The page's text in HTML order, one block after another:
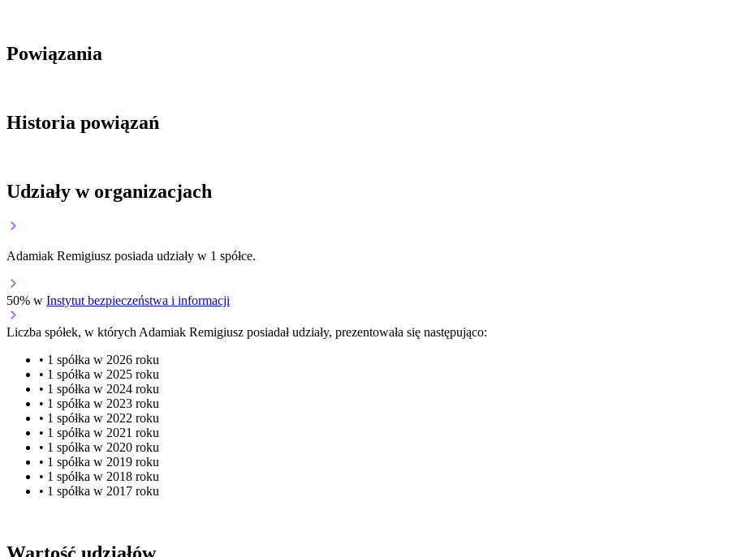
Powiązania
Historia powiązań
Udziały w organizacjach
Adamiak Remigiusz posiada udziały w 1 spółce.
50% w Instytut bezpieczeństwa i informacji
Liczba spółek, w których Adamiak Remigiusz posiadał udziały, prezentowała się następująco:
• 1 spółka w 2026 roku
• 1 spółka w 2025 roku
• 1 spółka w 2024 roku
• 1 spółka w 2023 roku
• 1 spółka w 2022 roku
• 1 spółka w 2021 roku
• 1 spółka w 2020 roku
• 1 spółka w 2019 roku
• 1 spółka w 2018 roku
• 1 spółka w 2017 roku